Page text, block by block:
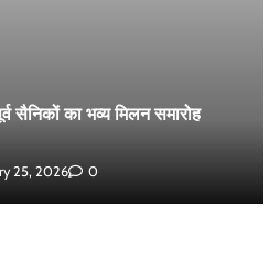
सैनिकों का भव्य मिलन समारोह
25, 2026 0